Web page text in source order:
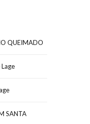
QUEIMADO
SANTA